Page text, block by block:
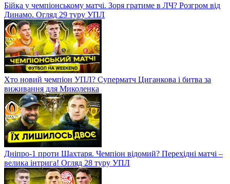
Бійка у чемпіонському матчі. Зоря гратиме в ЛЧ? Розгром від
Динамо. Огляд 29 туру УПЛ
Хто новий чемпіон УПЛ? Суперматч Циганкова і битва за
виживання для Миколенка
Дніпро-1 проти Шахтаря. Чемпіон відомий? Перехідні матчі –
велика інтрига! Огляд 28 туру УПЛ